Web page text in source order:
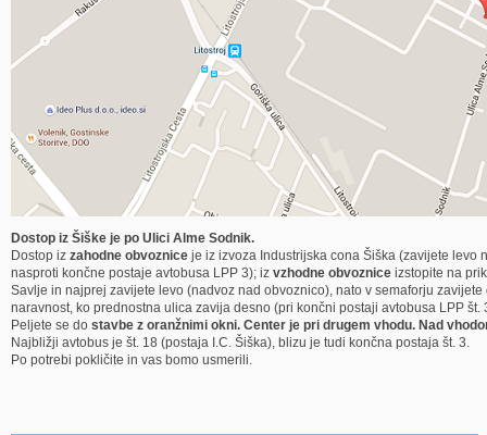
Dostop iz Šiške je po Ulici Alme Sodnik.
Dostop iz zahodne obvoznice je iz izvoza Industrijska cona Šiška (zavijete levo
nasproti končne postaje avtobusa LPP 3); iz vzhodne obvoznice izstopite na
Savlje in najprej zavijete levo (nadvoz nad obvoznico), nato v semaforju
naravnost, ko prednostna ulica zavija desno (pri končni postaji avtobusa LPP št.
Peljete se do stavbe z oranžnimi okni. Center je pri drugem vhodu. Nad
Najbližji avtobus je št. 18 (postaja I.C. Šiška), blizu je tudi končna postaja št. 3.
Po potrebi pokličite in vas bomo usmerili.